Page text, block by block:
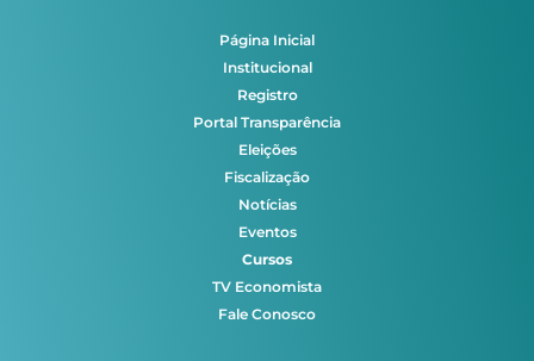
Página Inicial
Institucional
Registro
Portal Transparência
Eleições
Fiscalização
Notícias
Eventos
Cursos
TV Economista
Fale Conosco